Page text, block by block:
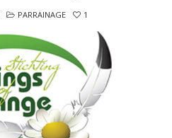
PARRAINAGE 1